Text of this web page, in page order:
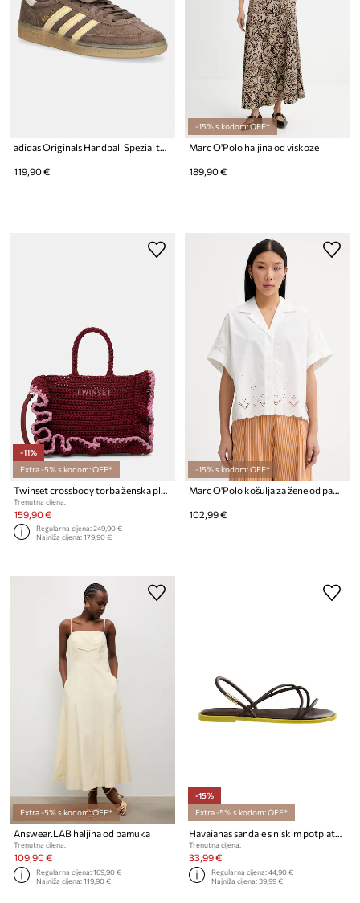
119,90 €
-15% s kodom: OFF*
Marc O'Polo haljina od viskoze
189,90 €
-11%
Extra -5% s kodom: OFF*
Twinset crossbody torba ženska pletena
Trenutna cijena:
159,90 €
Regularna cijena:249,90 €
Najniža cijena:179,90 €
-15% s kodom: OFF*
Marc O'Polo košulja za žene od pamuka
102,99 €
Extra -5% s kodom: OFF*
Answear.LAB haljina od pamuka
Trenutna cijena:
109,90 €
Regularna cijena:169,90 €
Najniža cijena:119,90 €
-15%
Extra -5% s kodom: OFF*
Havaianas sandale s niskim potplatom za žene UNA MANGA
Trenutna cijena:
33,99 €
Regularna cijena:44,90 €
Najniža cijena:39,99 €